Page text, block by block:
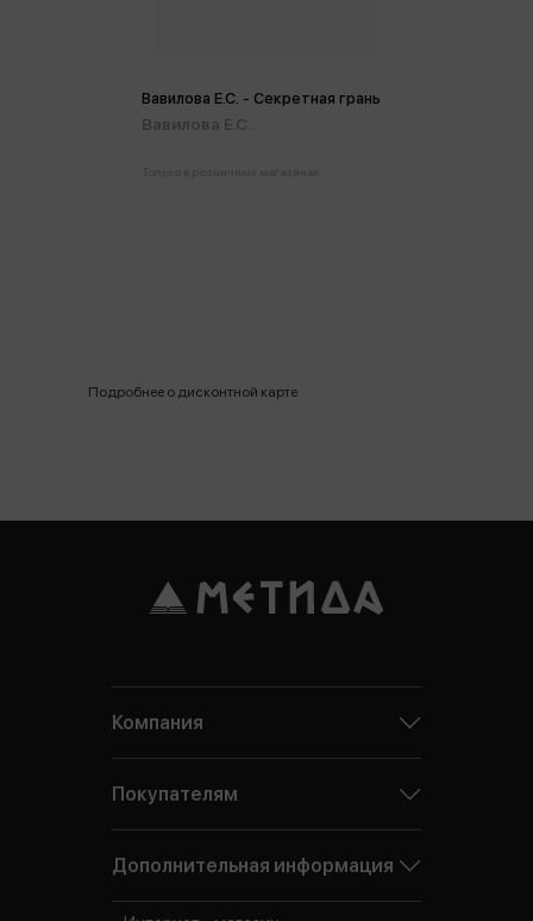
Вавилова Е.С. - Секретная грань
Вавилова Е.С.
Подробнее о дисконтной карте
Компания
Покупателям
Дополнительная информация